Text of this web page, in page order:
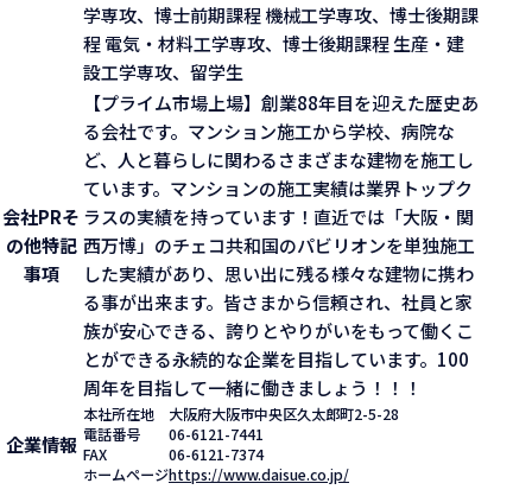
学専攻、博士前期課程 機械工学専攻、博士後期課
程 電気・材料工学専攻、博士後期課程 生産・建
設工学専攻、留学生
会社PRそ
の他特記
事項
【プライム市場上場】創業88年目を迎えた歴史あ
る会社です。マンション施工から学校、病院な
ど、人と暮らしに関わるさまざまな建物を施工し
ています。マンションの施工実績は業界トップク
ラスの実績を持っています！直近では「大阪・関
西万博」のチェコ共和国のパビリオンを単独施工
した実績があり、思い出に残る様々な建物に携わ
る事が出来ます。皆さまから信頼され、社員と家
族が安心できる、誇りとやりがいをもって働くこ
とができる永続的な企業を目指しています。100
周年を目指して一緒に働きましょう！！！
企業情報
本社所在地
大阪府大阪市中央区久太郎町2-5-28
電話番号
06-6121-7441
FAX
06-6121-7374
ホームページhttps://www.daisue.co.jp/